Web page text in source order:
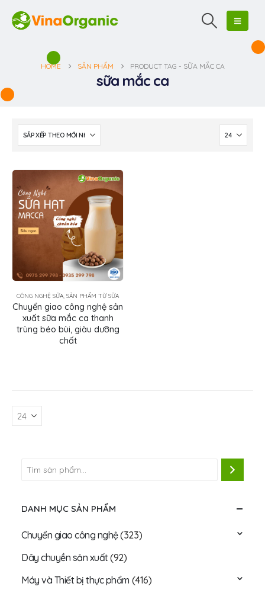
HOME SẢN PHẨM PRODUCT TAG - SỮA MẮC CA
sữa mắc ca
CÔNG NGHỆ SỮA, SẢN PHẨM TỪ SỮA
Chuyển giao công nghệ sản
xuất sữa mắc ca thanh
trùng béo bùi, giàu dưỡng
chất
DANH MỤC SẢN PHẨM
Chuyển giao công nghệ(323)
Dây chuyền sản xuất(92)
Máy và Thiết bị thực phẩm (416)